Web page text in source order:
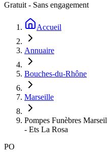
Gratuit - Sans engagement
Accueil
Annuaire
Bouches-du-Rhône
Marseille
Pompes Funèbres
- Ets La Rosa
PO